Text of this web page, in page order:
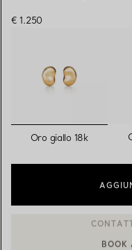
€ 1.250
selezionato/i
Oro giallo 18k
CONTATTA UN